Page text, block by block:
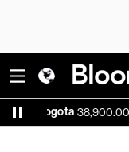
38,900.00 +0.46%